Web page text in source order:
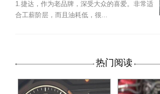
1.捷达，作为老品牌，深受大众的喜爱。非常适
合工薪阶层，而且油耗低，很...
热门阅读